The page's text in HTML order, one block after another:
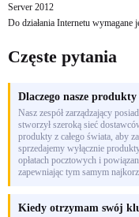
Server 2012
Do działania Internetu wymagane
Częste pytania
Dlaczego nasze
Nasz zespół zarządzający
stworzył szeroką sieć
produkty z całego świata, aby
sprzedajemy wyłącznie
opłatach pocztowych i
zapewniając tym samym
Kiedy otrzymam swój